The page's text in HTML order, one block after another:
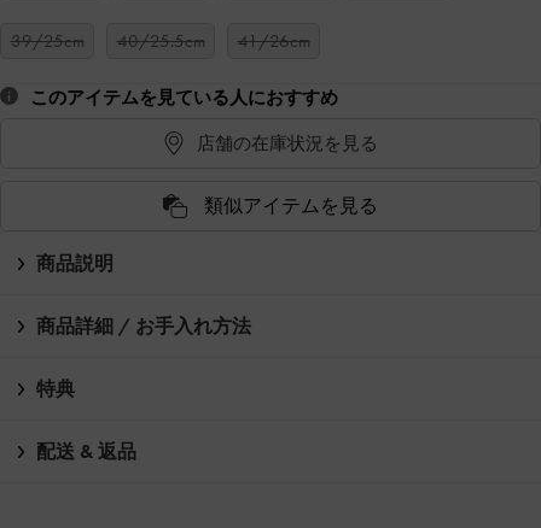
39/25cm 40/25.5cm 41/26cm
このアイテムを見ている人におすすめ
店舗の在庫状況を見る
類似アイテムを見る
商品説明
商品詳細 / お手入れ方法
特典
配送 & 返品